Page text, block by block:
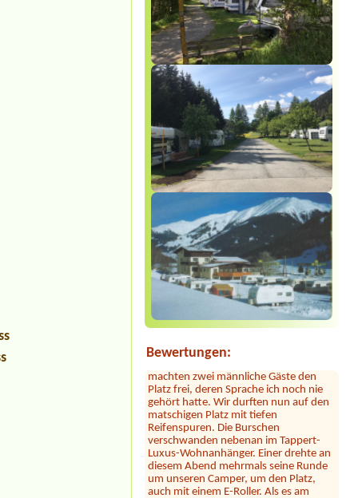
Bewertungen:
Sylvia Vodel***
Die Bilder mit dem See täuschen. Der
See liegt ein Stück entfernt. Dafür ist
das Camping nah an der Autobahn.
Der Hammer kommt jetzt: dort hauste
ein Clan! Der uns zugewiesene Platz
war mit 2 Kleinbussen zugestellt. Erst
nach Bitten der Platzbetreiberin
machten zwei männliche Gäste den
Platz frei, deren Sprache ich noch nie
gehört hatte. Wir durften nun auf den
matschigen Platz mit tiefen
Reifenspuren. Die Burschen
verschwanden nebenan im Tappert-
Luxus-Wohnanhänger. Einer drehte an
diesem Abend mehrmals seine Runde
um unseren Camper, um den Platz,
auch mit einem E-Roller. Als es am
nächsten Morgen hell wurde, sahen